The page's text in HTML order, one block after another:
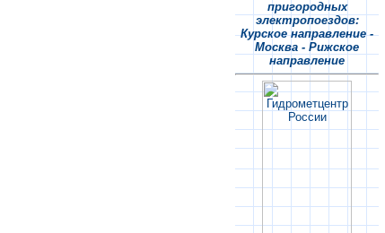
пригородных
электропоездов:
Курское направление -
Москва - Рижское
направление